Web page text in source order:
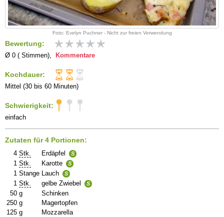
Foto: Evelyn Puchner - Nicht zur freien Verwendung
Bewertung:
Ø 0 ( Stimmen), Kommentare
Kochdauer:
Mittel (30 bis 60 Minuten)
Schwierigkeit:
einfach
Zutaten für 4 Portionen:
4 Stk. Erdäpfel S
1 Stk. Karotte S
1 Stange Lauch S
1 Stk. gelbe Zwiebel S
50 g
Schinken
250 g
Magertopfen
125 g
Mozzarella